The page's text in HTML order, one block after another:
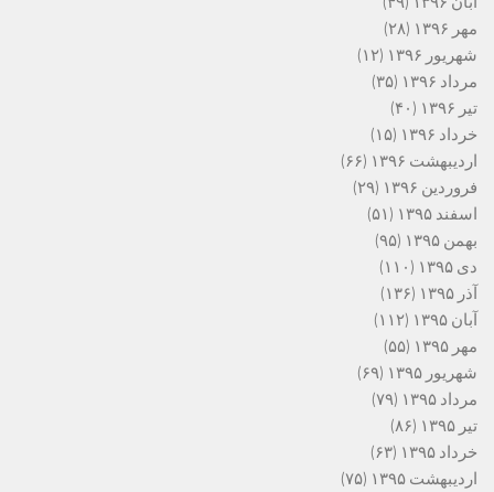
مهر ۱۳۹۶
(۲۸)
شهریور ۱۳۹۶
(۱۲)
مرداد ۱۳۹۶
(۳۵)
تیر ۱۳۹۶
(۴۰)
خرداد ۱۳۹۶
(۱۵)
اردیبهشت ۱۳۹۶
(۶۶)
فروردین ۱۳۹۶
(۲۹)
اسفند ۱۳۹۵
(۵۱)
بهمن ۱۳۹۵
(۹۵)
دی ۱۳۹۵
(۱۱۰)
آذر ۱۳۹۵
(۱۳۶)
آبان ۱۳۹۵
(۱۱۲)
مهر ۱۳۹۵
(۵۵)
شهریور ۱۳۹۵
(۶۹)
مرداد ۱۳۹۵
(۷۹)
تیر ۱۳۹۵
(۸۶)
خرداد ۱۳۹۵
(۶۳)
اردیبهشت ۱۳۹۵
(۷۵)